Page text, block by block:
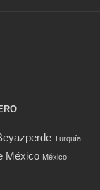
Turquía
México México